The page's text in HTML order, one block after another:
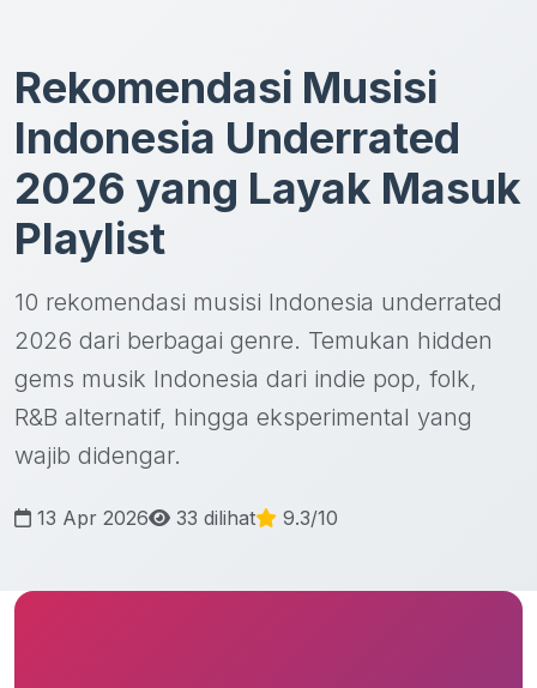
Rekomendasi Musisi
Indonesia Underrated
2026 yang Layak Masuk
Playlist
10 rekomendasi musisi Indonesia underrated
2026 dari berbagai genre. Temukan hidden
gems musik Indonesia dari indie pop, folk,
R&B alternatif, hingga eksperimental yang
wajib didengar.
13 Apr 2026 33 dilihat 9.3/10